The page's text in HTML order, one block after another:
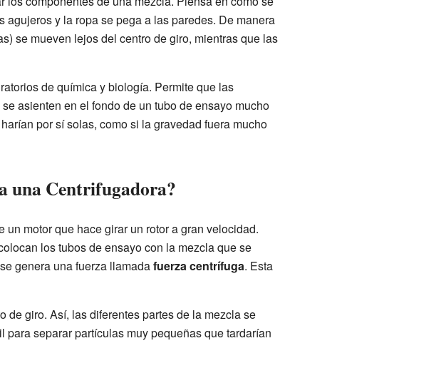
y la ropa se pega a las paredes. De manera
se mueven lejos del centro de giro, mientras que las
de química y biología. Permite que las
asienten en el fondo de un tubo de ensayo mucho
por sí solas, como si la gravedad fuera mucho
una Centrifugadora?
un motor que hace girar un rotor a gran velocidad.
los tubos de ensayo con la mezcla que se
genera una fuerza llamadafuerza centrífuga. Esta
de giro. Así, las diferentes partes de la mezcla se
separar partículas muy pequeñas que tardarían